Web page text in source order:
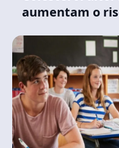
aumentam o